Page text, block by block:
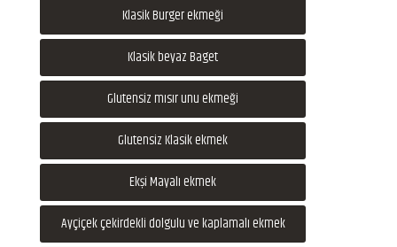
Klasik Burger ekmeği
Klasik beyaz Baget
Glutensiz mısır unu ekmeği
Glutensiz Klasik ekmek
Ekşi Mayalı ekmek
Ayçiçek çekirdekli dolgulu ve kaplamalı ekmek